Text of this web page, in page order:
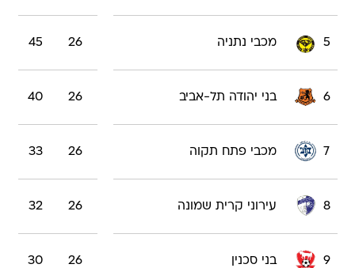
5 מכבי נתניה 26
45
6 בני יהודה תל-אביב 26
40
7 מכבי פתח תקוה 26
33
8 עירוני קרית שמונה 26
32
9 בני סכנין 26
30